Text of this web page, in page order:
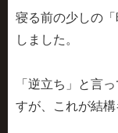
寝る前の少しの
しました。
「逆立ち」と言
すが、これが結